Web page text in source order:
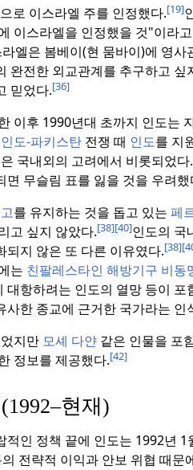
로 이스라엘 주를 인정했다.[19]
이스라엘을 인정했을 것"이라
엘은 봄베이(현 뭄바이)에 영
완전한 외교관계를 추구하고
믿었다.[36]
이후 1990년대 초까지 인도는
도-파키스탄 전쟁 때 인도를 지
국내외의 고려에서 비롯되었다.
무슬림 표를 잃을 것을 우려했
를 유지하는 것을 돕고 있는 페
고 싶지 않았다.[38][40]인도의 국
되지 않은 또 다른 이유였다.[38]
는 친팔레스타인 해방기구 비동
대항하려는 인도의 열망 등이 포
사한 종교에 근거한 국가라는 인
지만 모셰 다얀 같은 인물을 포
정보를 제공했다.[42]
현재)
적인 정책 끝에 인도는 1992년
전략적 이익과 안보 위협 때문